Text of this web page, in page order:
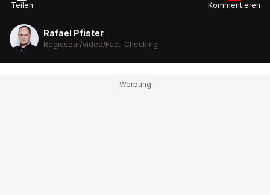
Teilen Kommentieren
Rafael Pfister
Regisseur/Video/Fact-Checking